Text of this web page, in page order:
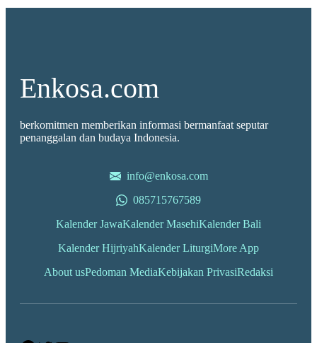
Enkosa.com
berkomitmen memberikan informasi bermanfaat seputar
penanggalan dan budaya Indonesia.
info@enkosa.com
085715767589
Kalender JawaKalender MasehiKalender Bali
Kalender HijriyahKalender LiturgiMore App
About usPedoman MediaKebijakan PrivasiRedaksi